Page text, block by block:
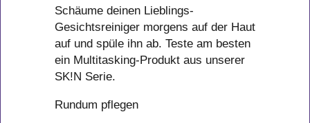
Schäume deinen Lieblings-
Gesichtsreiniger morgens auf der Haut
auf und spüle ihn ab. Teste am besten
ein Multitasking-Produkt aus unserer
SK!N Serie.
Rundum pflegen